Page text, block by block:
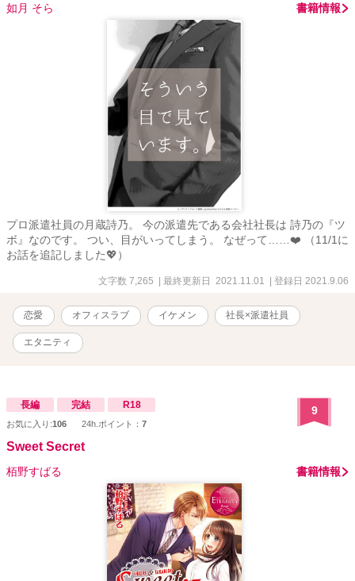
如月 そら 書籍情報
プロ派遣社員の月蔵詩乃。 今の派遣先である会社社長は 詩乃の『ツ
ボ』なのです。 つい、目がいってしまう。 なぜって……❤️ （11/1に
お話を追記しました💖）
文字数 7,265 | 最終更新日 2021.11.01 | 登録日 2021.9.06
恋愛 オフィスラブ イケメン 社長×派遣社員
エタニティ
長編 完結 R18
お気に入り:106 24h.ポイント： 7
9
Sweet Secret
栢野すばる 書籍情報